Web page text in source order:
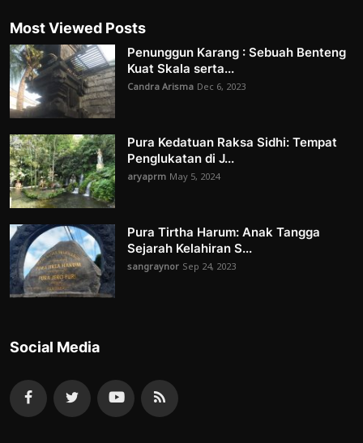
Most Viewed Posts
Penunggun Karang : Sebuah Benteng
Kuat Skala serta...
Candra Arisma Dec 6, 2023
Pura Kedatuan Raksa Sidhi: Tempat
Penglukatan di J...
aryaprm May 5, 2024
Pura Tirtha Harum: Anak Tangga
Sejarah Kelahiran S...
sangraynor Sep 24, 2023
Social Media